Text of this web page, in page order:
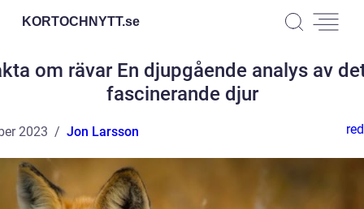
KORTOCHNYTT.se
om rävar En djupgående analys av
fascinerande djur
2023 Jon Larsson